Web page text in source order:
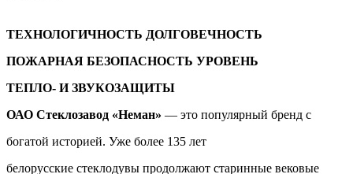
ТЕХНОЛОГИЧНОСТЬ ДОЛГОВЕЧНОСТЬ
ПОЖАРНАЯ БЕЗОПАСНОСТЬ УРОВЕНЬ
ТЕПЛО- И ЗВУКОЗАЩИТЫ
ОАО Стеклозавод «Неман» — это популярный бренд с
богатой историей. Уже более 135 лет
белорусские стеклодувы продолжают старинные вековые